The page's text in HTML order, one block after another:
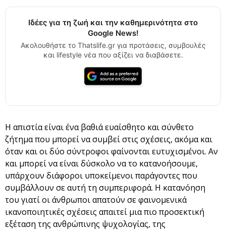
Ιδέες για τη ζωή και την καθημερινότητα στο
Google News!
Ακολουθήστε το Thatslife.gr για προτάσεις, συμβουλές
και lifestyle νέα που αξίζει να διαβάσετε.
Η απιστία είναι ένα βαθιά ευαίσθητο και σύνθετο
ζήτημα που μπορεί να συμβεί στις σχέσεις, ακόμα και
όταν και οι δύο σύντροφοι φαίνονται ευτυχισμένοι. Αν
και μπορεί να είναι δύσκολο να το κατανοήσουμε,
υπάρχουν διάφοροι υποκείμενοι παράγοντες που
συμβάλλουν σε αυτή τη συμπεριφορά. Η κατανόηση
του γιατί οι άνθρωποι απατούν σε φαινομενικά
ικανοποιητικές σχέσεις απαιτεί μια πιο προσεκτική
εξέταση της ανθρώπινης ψυχολογίας, της